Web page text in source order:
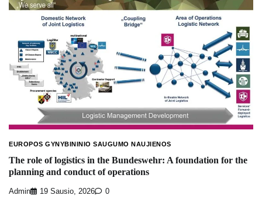
EUROPOS GYNYBININIO SAUGUMO NAUJIENOS
The role of logistics in the Bundeswehr: A foundation for the
planning and conduct of operations
Admin 19 Sausio, 2026 0